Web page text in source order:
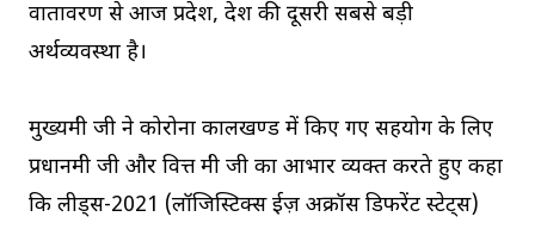
वातावरण से आज प्रदेश, देश की दूसरी सबसे बड़ी
अर्थव्यवस्था है।
मुख्यमंत्री जी ने कोरोना कालखण्ड में किए गए सहयोग के लिए
प्रधानमंत्री जी और वित्त मंत्री जी का आभार व्यक्त करते हुए कहा
कि लीड्स-2021 (लॉजिस्टिक्स ईज़ अक्रॉस डिफरेंट स्टेट्स)